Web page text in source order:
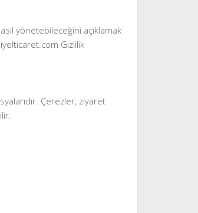
yönetebileceğini açıklamak
Gizlilik
Çerezler, ziyaret